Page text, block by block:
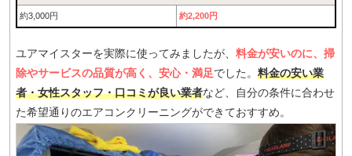
約3,000円 約2,200円
ユアマイスターを実際に使ってみましたが、 料金が安いのに、掃
除やサービスの品質が高く、安心・満足でした。 料金の安い業
者・女性スタッフ・口コミが良い業者など、自分の条件に合わせ
た希望通りのエアコンクリーニングができておすすめ。